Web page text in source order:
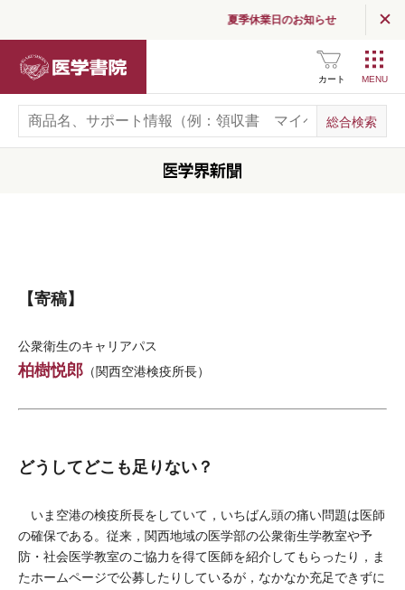
夏季休業日のお知らせ
カート
【寄稿】
公衆衛生のキャリアパス
柏樹悦郎 （関西空港検疫所長）
どうしてどこも足りない？
いま空港の検疫所長をしていて，いちばん頭の痛い問題は医師
の確保である。従来，関西地域の医学部の公衆衛生学教室や予
防・社会医学教室のご協力を得て医師を紹介してもらったり，ま
たホームページで公募したりしているが，なかなか充足できずに